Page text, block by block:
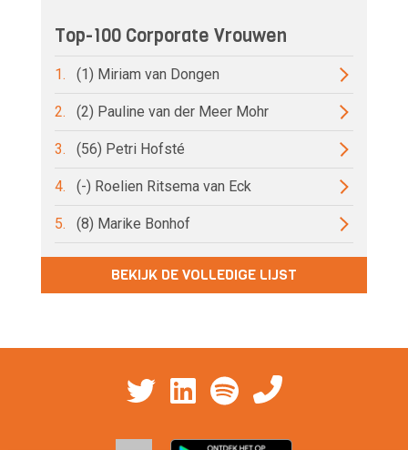
Top-100 Corporate Vrouwen
1. (1) Miriam van Dongen
2. (2) Pauline van der Meer Mohr
3. (56) Petri Hofsté
4. (-) Roelien Ritsema van Eck
5. (8) Marike Bonhof
BEKIJK DE VOLLEDIGE LIJST